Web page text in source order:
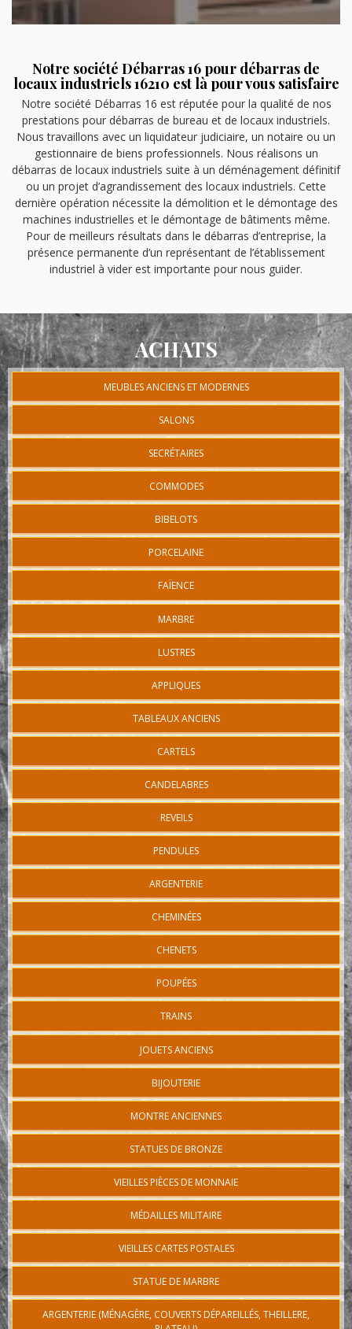
Notre société Débarras 16 pour débarras de
locaux industriels 16210 est là pour vous satisfaire
Notre société Débarras 16 est réputée pour la qualité de nos
prestations pour débarras de bureau et de locaux industriels.
Nous travaillons avec un liquidateur judiciaire, un notaire ou un
gestionnaire de biens professionnels. Nous réalisons un
débarras de locaux industriels suite à un déménagement définitif
ou un projet d’agrandissement des locaux industriels. Cette
dernière opération nécessite la démolition et le démontage des
machines industrielles et le démontage de bâtiments même.
Pour de meilleurs résultats dans le débarras d’entreprise, la
présence permanente d’un représentant de l’établissement
industriel à vider est importante pour nous guider.
ACHATS
MEUBLES ANCIENS ET MODERNES
SALONS
SECRÉTAIRES
COMMODES
BIBELOTS
PORCELAINE
FAÏENCE
MARBRE
LUSTRES
APPLIQUES
TABLEAUX ANCIENS
CARTELS
CANDELABRES
REVEILS
PENDULES
ARGENTERIE
CHEMINÉES
CHENETS
POUPÉES
TRAINS
JOUETS ANCIENS
BIJOUTERIE
MONTRE ANCIENNES
STATUES DE BRONZE
VIEILLES PIÈCES DE MONNAIE
MÉDAILLES MILITAIRE
VIEILLES CARTES POSTALES
STATUE DE MARBRE
ARGENTERIE (MÉNAGÈRE, COUVERTS DÉPAREILLÉS, THEILLERE,